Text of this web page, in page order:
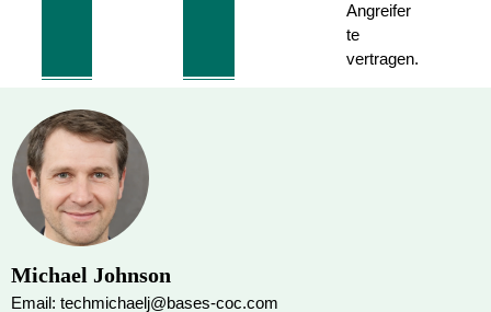
Angreifer
te
vertragen.
Michael Johnson
Email: techmichaelj@bases-coc.com